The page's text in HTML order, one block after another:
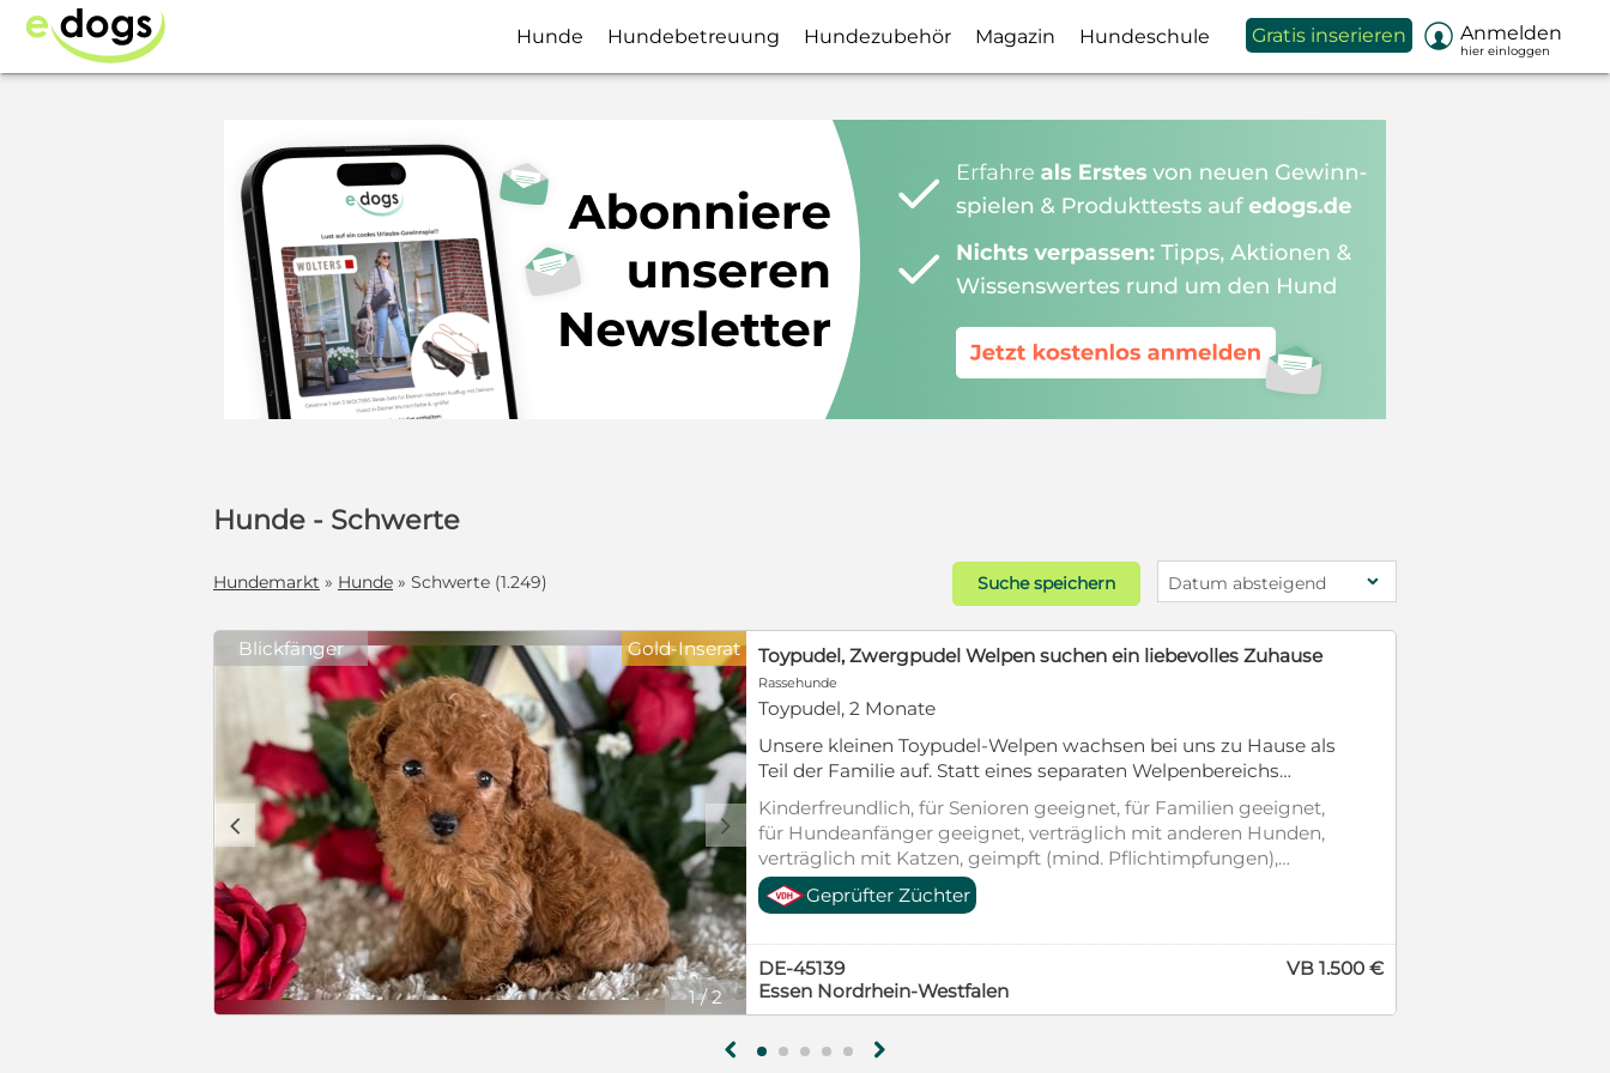
Hunde Hundebetreuung Hundezubehör Magazin Hundeschule Gratis inserieren  Anmelden
hier einloggen
Hunde - Schwerte
Hundemarkt » Hunde » Schwerte (1.249) Suche speichern Datum absteigend
Blickfänger
1/1
Gold-Inserat Grosspudelwelpe Rüde
Rassehunde
Pudel, Rüde, 8 Monate
Grosspudelwelpe, Rüde , geboren. 11.12.25, tiefschwarz, mit
VDH-Papiere, fehlerfrei, geschipt, 2 mal geimpft, sucht noch
sein Zuhause auf Lebenszeit. Till ist sehr verschmust, gut
sozialisiert und mit anderen Hunden gut verträglich. Die Eltern
sind auf Erbkrankheiten untersucht. Bei Interesse rufen Sie
mich gerne an. Telefon 02302 / 73522
Kinderfreundlich, für Senioren geeignet, für Familien geeignet,
für Hundeanfänger geeignet, verträglich mit anderen Hunden,
geimpft (mind. Pflichtimpfungen), entwurmt, gechipt, mit EU-
Heimtierausweis, Welpenwurf, Allergikerfreundlich, Stubenrein
Geprüfter Züchter
DE-58456
Witten Nordrhein-Westfalen
2.300 €
g h